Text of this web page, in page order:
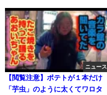
ニュース
【閲覧注意】ポテトが１本だけ
「芋虫」のように太くてワロタ